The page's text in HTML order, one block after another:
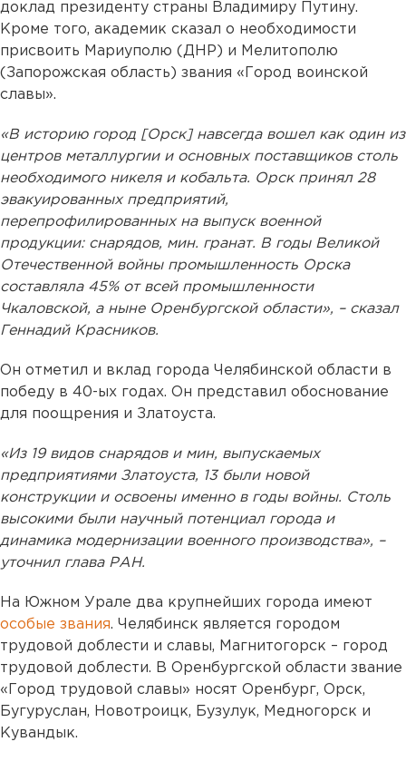
доклад президенту страны Владимиру Путину.
Кроме того, академик сказал о необходимости
присвоить Мариуполю (ДНР) и Мелитополю
(Запорожская область) звания «Город воинской
славы».
«В историю город [Орск] навсегда вошел как один из
центров металлургии и основных поставщиков столь
необходимого никеля и кобальта. Орск принял 28
эвакуированных предприятий,
перепрофилированных на выпуск военной
продукции: снарядов, мин. гранат. В годы Великой
Отечественной войны промышленность Орска
составляла 45% от всей промышленности
Чкаловской, а ныне Оренбургской области», – сказал
Геннадий Красников.
Он отметил и вклад города Челябинской области в
победу в 40-ых годах. Он представил обоснование
для поощрения и Златоуста.
«Из 19 видов снарядов и мин, выпускаемых
предприятиями Златоуста, 13 были новой
конструкции и освоены именно в годы войны. Столь
высокими были научный потенциал города и
динамика модернизации военного производства», –
уточнил глава РАН.
На Южном Урале два крупнейших города имеют
особые звания. Челябинск является городом
трудовой доблести и славы, Магнитогорск – город
трудовой доблести. В Оренбургской области звание
«Город трудовой славы» носят Оренбург, Орск,
Бугуруслан, Новотроицк, Бузулук, Медногорск и
Кувандык.